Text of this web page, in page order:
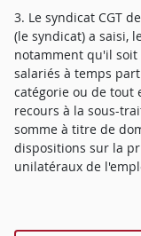
3. Le syndicat CGT
(le syndicat) a saisi,
notamment qu'il
salariés à temps
catégorie ou de tout
recours à la sous-
somme à titre de
dispositions sur la
unilatéraux de